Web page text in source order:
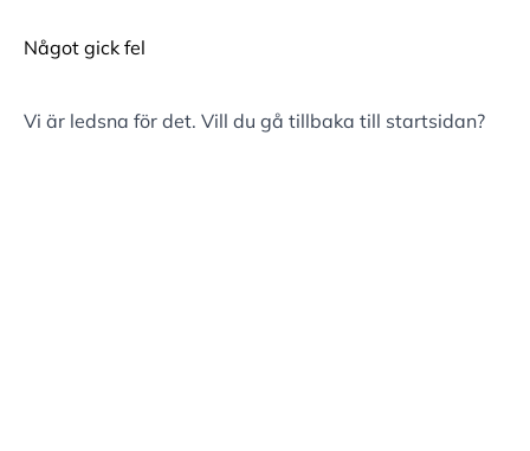
Något gick fel
Vi är ledsna för det. Vill du gå tillbaka till startsidan?